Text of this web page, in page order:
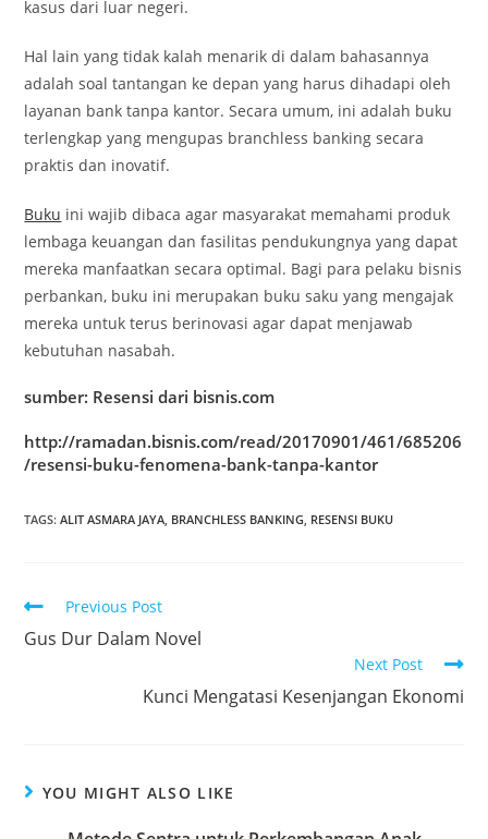
kasus dari luar negeri.
Hal lain yang tidak kalah menarik di dalam bahasannya
adalah soal tantangan ke depan yang harus dihadapi oleh
layanan bank tanpa kantor. Secara umum, ini adalah buku
terlengkap yang mengupas branchless banking secara
praktis dan inovatif.
Buku ini wajib dibaca agar masyarakat memahami produk
lembaga keuangan dan fasilitas pendukungnya yang dapat
mereka manfaatkan secara optimal. Bagi para pelaku bisnis
perbankan, buku ini merupakan buku saku yang mengajak
mereka untuk terus berinovasi agar dapat menjawab
kebutuhan nasabah.
sumber: Resensi dari bisnis.com
http://ramadan.bisnis.com/read/20170901/461/685206
/resensi-buku-fenomena-bank-tanpa-kantor
TAGS:ALIT ASMARA JAYA, BRANCHLESS BANKING, RESENSI BUKU
Previous Post
Gus Dur Dalam Novel
Next Post
Kunci Mengatasi Kesenjangan Ekonomi
YOU MIGHT ALSO LIKE